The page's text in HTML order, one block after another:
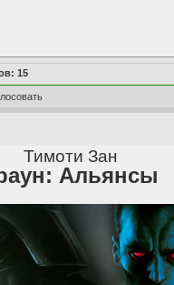
15
Тимоти Зан
Альянсы